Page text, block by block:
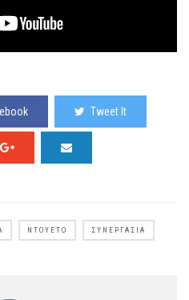
Tweet It
ΝΤΟΥΈΤΟ ΣΥΝΕΡΓΑΣΊΑ